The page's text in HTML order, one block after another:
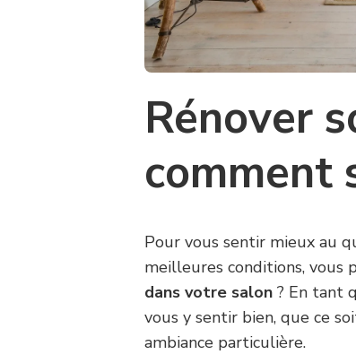
Rénover
comment
Pour vous sentir mieux au
meilleures conditions, vous
dans votre salon ? En tant
vous y sentir bien, que ce
ambiance particulière.